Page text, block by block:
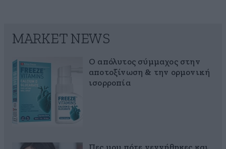
MARKET NEWS
Ο απόλυτος σύμμαχος στην
αποτοξίνωση & την ορμονική
ισορροπία